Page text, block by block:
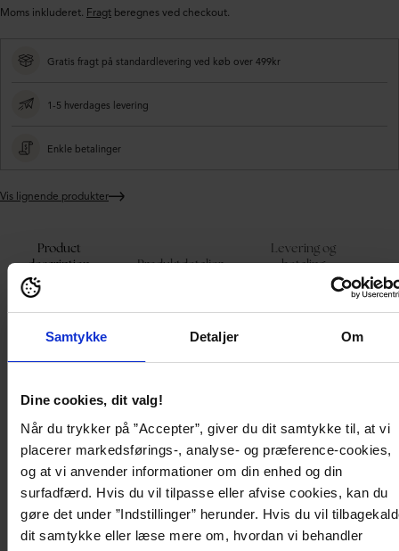
Samtykke Detaljer Om
Dine cookies, dit valg!
Når du trykker på ”Accepter”, giver du dit samtykke til, at vi
placerer markedsførings-, analyse- og præference-cookies,
og at vi anvender informationer om din enhed og din
surfadfærd. Hvis du vil tilpasse eller afvise cookies, kan du
gøre det under ”Indstillinger” herunder. Hvis du vil
dit samtykke eller læse mere om, hvordan vi behandler
Moms inkluderet. Fragt beregnes ved checkout.
Gratis fragt på standardlevering ved køb over 499kr
1-5 hverdages levering
Enkle betalinger
Vis lignende produkter
Product
description
Produktdetaljer
Levering og
betaling
- Elastisk materiale.
- Lav talje.
- Gylp med lynlås med knap.
- Rå kant langs den nederste kant.
- Længde fra midt på ryggen 32 cm i størrelse 27.
Product description
Kort cowboynederdel fra True Religion.
- Elastisk materiale.